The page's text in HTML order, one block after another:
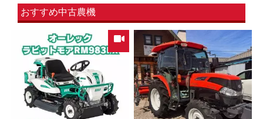
おすすめ中古農機